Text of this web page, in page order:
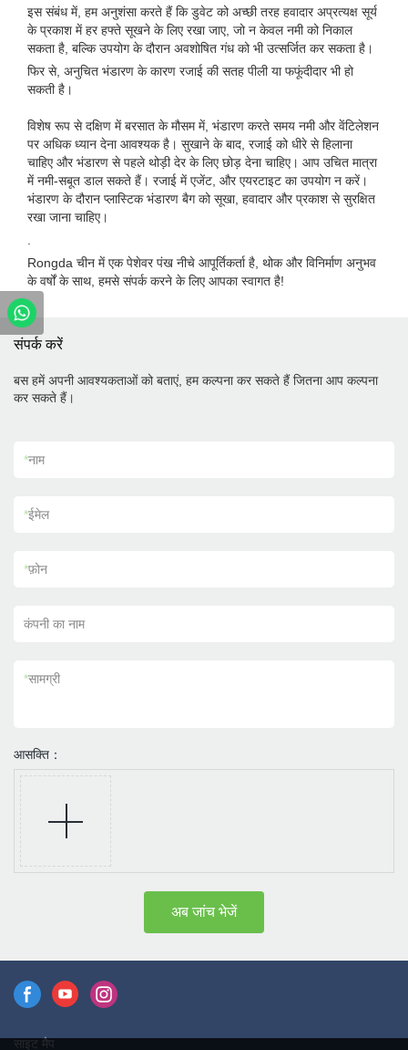
इस संबंध में, हम अनुशंसा करते हैं कि डुवेट को अच्छी तरह हवादार अप्रत्यक्ष सूर्य
के प्रकाश में हर हफ्ते सूखने के लिए रखा जाए, जो न केवल नमी को निकाल
सकता है, बल्कि उपयोग के दौरान अवशोषित गंध को भी उत्सर्जित कर सकता है।
फिर से, अनुचित भंडारण के कारण रजाई की सतह पीली या फफूंदीदार भी हो
सकती है।
विशेष रूप से दक्षिण में बरसात के मौसम में, भंडारण करते समय नमी और वेंटिलेशन
पर अधिक ध्यान देना आवश्यक है। सुखाने के बाद, रजाई को धीरे से हिलाना
चाहिए और भंडारण से पहले थोड़ी देर के लिए छोड़ देना चाहिए। आप उचित मात्रा
में नमी-सबूत डाल सकते हैं। रजाई में एजेंट, और एयरटाइट का उपयोग न करें।
भंडारण के दौरान प्लास्टिक भंडारण बैग को सूखा, हवादार और प्रकाश से सुरक्षित
रखा जाना चाहिए।
Rongda चीन में एक पेशेवर पंख नीचे आपूर्तिकर्ता है, थोक और विनिर्माण अनुभव
के वर्षों के साथ, हमसे संपर्क करने के लिए आपका स्वागत है!
संपर्क करें
बस हमें अपनी आवश्यकताओं को बताएं, हम कल्पना कर सकते हैं जितना आप कल्पना
कर सकते हैं।
*नाम
*ईमेल
*फ़ोन
कंपनी का नाम
*सामग्री
आसक्ति：
अब जांच भेजें
साइट मैप